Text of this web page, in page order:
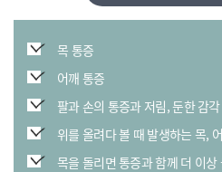
목 통증
어깨 통증
팔과 손의 통증과 저림, 둔한 감각
위를 올려다 볼 때 발생하는 목,
목을 돌리면 통증과 함께 더 이상